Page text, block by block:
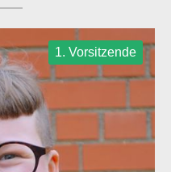
1. Vorsitzende